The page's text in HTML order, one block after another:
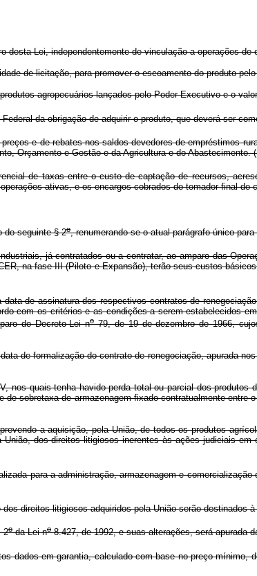
Lei, independentemente de vinculação a operações de
de licitação, para promover o escoamento do produto
agropecuários lançados pelo Poder Executivo e o
da obrigação de adquirir o produto, que deverá ser
e de rebates nos saldos devedores de empréstimos
Orçamento e Gestão e da Agricultura e do Abastecimento.
de taxas entre o custo de captação de recursos,
ativas, e os encargos cobrados do tomador final do
do seguinte § 2o, renumerando-se o atual parágrafo único para
já contratados ou a contratar, ao amparo das
na fase III (Piloto e Expansão), terão seus custos
de assinatura dos respectivos contratos de
com os critérios e as condições a serem estabelecidos
do Decreto-Lei no79, de 19 de dezembro de 1966,
de formalização do contrato de renegociação, apurada
nos quais tenha havido perda total ou parcial dos
sobretaxa de armazenagem fixado contratualmente
a aquisição, pela União, de todos os produtos
dos direitos litigiosos inerentes às ações judiciais
para a administração, armazenagem e
direitos litigiosos adquiridos pela União serão destinados
2oda Lei no8.427, de 1992, e suas alterações, será apurada
dados em garantia, calculado com base no preço mínimo,